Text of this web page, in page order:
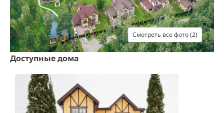
Смотреть все фото (2)
Доступные дома